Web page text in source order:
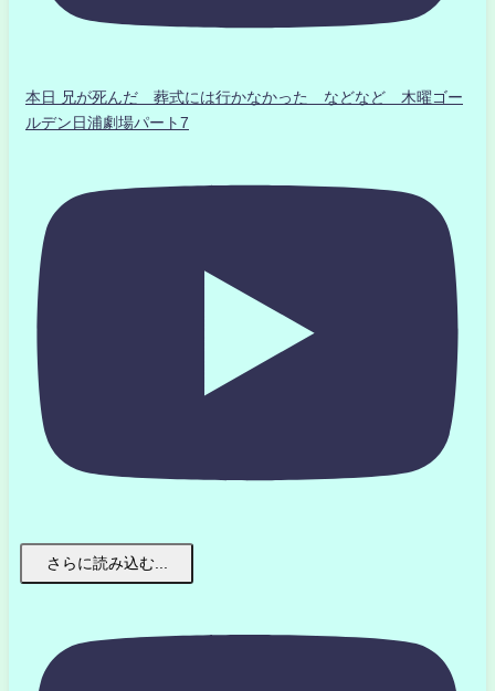
本日 兄が死んだ 葬式には行かなかった などなど 木曜ゴー
ルデン日浦劇場パート7
さらに読み込む...